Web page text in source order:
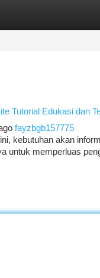
Tutorial Edukasi dan
fayzbgb157775
kebutuhan akan
untuk memperluas